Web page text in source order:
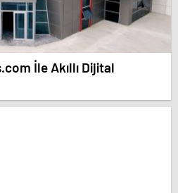
İle Akıllı Dijital